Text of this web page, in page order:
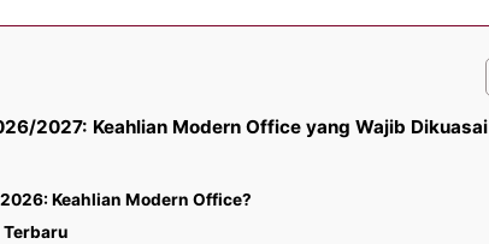
2027: Keahlian Modern Office yang Wajib Dikuasai
Keahlian Modern Office?